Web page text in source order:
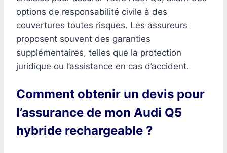
options de responsabilité civile à des
couvertures toutes risques. Les assureurs
proposent souvent des garanties
supplémentaires, telles que la protection
juridique ou l’assistance en cas d’accident.
Comment obtenir un devis pour
l’assurance de mon Audi Q5
hybride rechargeable ?